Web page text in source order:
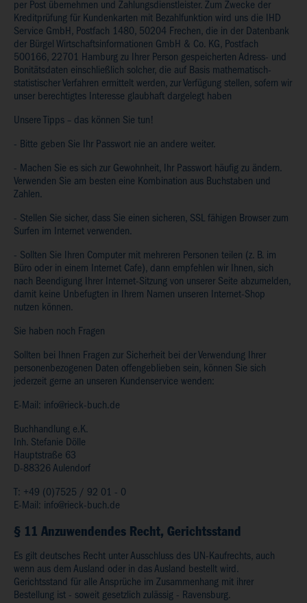
per Post übernehmen und Zahlungsdienstleister. Zum Zwecke der
Kreditprüfung für Kundenkarten mit Bezahlfunktion wird uns die IHD
Service GmbH, Postfach 1480, 50204 Frechen, die in der Datenbank
der Bürgel Wirtschaftsinformationen GmbH & Co. KG, Postfach
500166, 22701 Hamburg zu Ihrer Person gespeicherten Adress- und
Bonitätsdaten einschließlich solcher, die auf Basis mathematisch-
statistischer Verfahren ermittelt werden, zur Verfügung stellen, sofern wir
unser berechtigtes Interesse glaubhaft dargelegt haben
Unsere Tipps – das können Sie tun!
- Bitte geben Sie Ihr Passwort nie an andere weiter.
- Machen Sie es sich zur Gewohnheit, Ihr Passwort häufig zu ändern.
Verwenden Sie am besten eine Kombination aus Buchstaben und
Zahlen.
- Stellen Sie sicher, dass Sie einen sicheren, SSL fähigen Browser zum
Surfen im Internet verwenden.
- Sollten Sie Ihren Computer mit mehreren Personen teilen (z. B. im
Büro oder in einem Internet Cafe), dann empfehlen wir Ihnen, sich
nach Beendigung Ihrer Internet-Sitzung von unserer Seite abzumelden,
damit keine Unbefugten in Ihrem Namen unseren Internet-Shop
nutzen können.
Sie haben noch Fragen
Sollten bei Ihnen Fragen zur Sicherheit bei der Verwendung Ihrer
personenbezogenen Daten offengeblieben sein, können Sie sich
jederzeit gerne an unseren Kundenservice wenden:
E-Mail: info@rieck-buch.de
Buchhandlung e.K.
Inh. Stefanie Dölle
Hauptstraße 63
D-88326 Aulendorf
T: +49 (0)7525 / 92 01 - 0
E-Mail: info@rieck-buch.de
§ 11 Anzuwendendes Recht, Gerichtsstand
Es gilt deutsches Recht unter Ausschluss des UN-Kaufrechts, auch
wenn aus dem Ausland oder in das Ausland bestellt wird.
Gerichtsstand für alle Ansprüche im Zusammenhang mit ihrer
Bestellung ist - soweit gesetzlich zulässig - Ravensburg.